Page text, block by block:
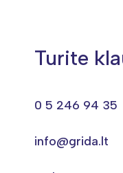
Turite
0 5 246 94 35
info@grida.lt